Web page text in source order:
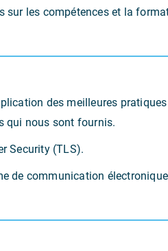
les compétences et la
des meilleures
qui nous sont fournis.
Security (TLS).
de communication